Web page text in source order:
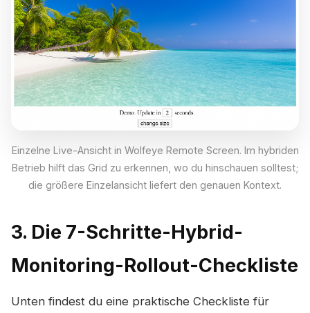
Einzelne Live-Ansicht in Wolfeye Remote Screen. Im hybriden
Betrieb hilft das Grid zu erkennen, wo du hinschauen solltest;
die größere Einzelansicht liefert den genauen Kontext.
3. Die 7-Schritte-Hybrid-
Monitoring-Rollout-Checkliste
Unten findest du eine praktische Checkliste für